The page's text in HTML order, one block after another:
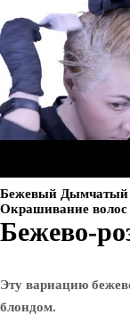
Бежевый Дымчатый
Окрашивание
Бежево-
Эту вариацию
блондом.